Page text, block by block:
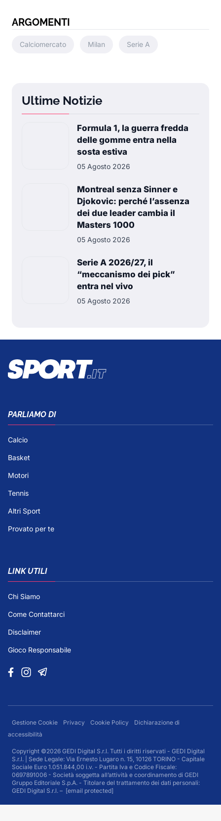
ARGOMENTI
Calciomercato Milan Serie A
Ultime Notizie
Formula 1, la guerra fredda
delle gomme entra nella
sosta estiva
05 Agosto 2026
Montreal senza Sinner e
Djokovic: perché l’assenza
dei due leader cambia il
Masters 1000
05 Agosto 2026
Serie A 2026/27, il
“meccanismo dei pick”
entra nel vivo
05 Agosto 2026
PARLIAMO DI
Calcio
Basket
Motori
Tennis
Altri Sport
Provato per te
LINK UTILI
Chi Siamo
Come Contattarci
Disclaimer
Gioco Responsabile
Gestione Cookie Privacy Cookie Policy
Dichiarazione di
accessibilità
Copyright ©2026 GEDI Digital S.r.l. Tutti i diritti riservati - GEDI Digital
S.r.l. | Sede Legale: Via Ernesto Lugaro n. 15, 10126 TORINO - Capitale
Sociale Euro 1.051.844,00 i.v. - Partita Iva e Codice Fiscale:
0697891006 - Società soggetta all’attività e coordinamento di GEDI
Gruppo Editoriale S.p.A. - Titolare del trattamento dei dati personali:
GEDI Digital S.r.l. – [email protected]